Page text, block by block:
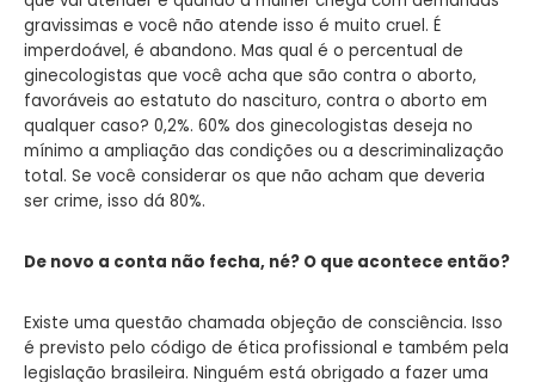
gravissimas e você não atende isso é muito cruel. É
imperdoável, é abandono. Mas qual é o percentual de
ginecologistas que você acha que são contra o aborto,
favoráveis ao estatuto do nascituro, contra o aborto em
qualquer caso? 0,2%. 60% dos ginecologistas deseja no
mínimo a ampliação das condições ou a descriminalização
total. Se você considerar os que não acham que deveria
ser crime, isso dá 80%.
De novo a conta não fecha, né? O que acontece então?
Existe uma questão chamada objeção de consciência. Isso
é previsto pelo código de ética profissional e também pela
legislação brasileira. Ninguém está obrigado a fazer uma